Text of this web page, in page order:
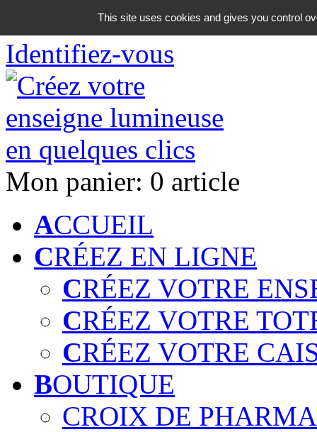
06 18 42 08 59
Identifiez-vous
Mon panier: 0 article
ACCUEIL
CRÉEZ EN LIGNE
CRÉEZ VOTRE
CRÉEZ VOTRE
CRÉEZ VOTRE
BOUTIQUE
CROIX DE
This site uses cookies and gives you control